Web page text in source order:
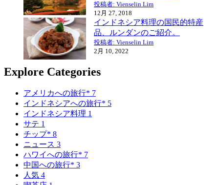
投稿者: Vienselin Lim
12月 27, 2018
インドネシア料理の国民的特産
品、ルンダンのご紹介。
投稿者: Vienselin Lim
2月 10, 2022
Explore Categories
アメリカへの旅行* 7
インドネシアへの旅行* 5
インドネシア料理 1
サテ 1
チップ* 8
ニュース 3
ハワイへの旅行* 7
中国への旅行* 3
人気 4